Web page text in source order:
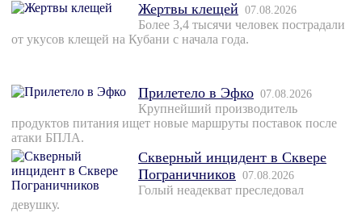
Жертвы клещей 07.08.2026
Более 3,4 тысячи человек пострадали
от укусов клещей на Кубани с начала года.
Прилетело в Эфко 07.08.2026
Крупнейший производитель
продуктов питания ищет новые маршруты поставок после
атаки БПЛА.
Скверный инцидент в Сквере
Пограничников 07.08.2026
Голый неадекват преследовал
девушку.